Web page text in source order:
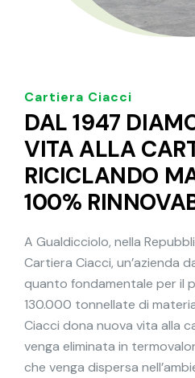
Cartiera Ciacci
DAL 1947
VITA ALLA
RICICLANDO
100%
A Gualdicciolo, nella
Cartiera Ciacci, un’azienda
quanto fondamentale per il
130.000 tonnellate di
Ciacci dona nuova vita alla
venga eliminata in
che venga dispersa